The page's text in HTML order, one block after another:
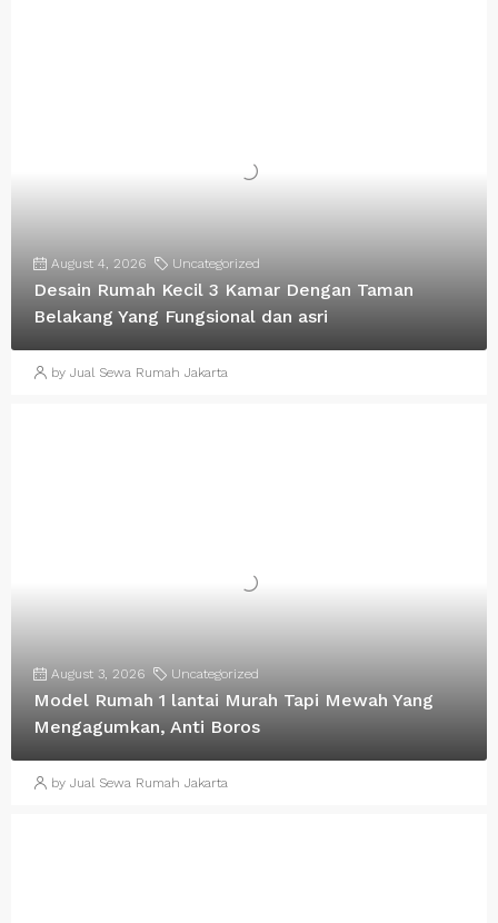
August 4, 2026 Uncategorized
Desain Rumah Kecil 3 Kamar Dengan Taman
Belakang Yang Fungsional dan asri
by Jual Sewa Rumah Jakarta
August 3, 2026 Uncategorized
Model Rumah 1 lantai Murah Tapi Mewah Yang
Mengagumkan, Anti Boros
by Jual Sewa Rumah Jakarta